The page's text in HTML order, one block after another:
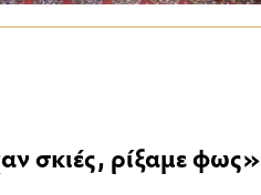
σκιές, ρίξαμε φως»